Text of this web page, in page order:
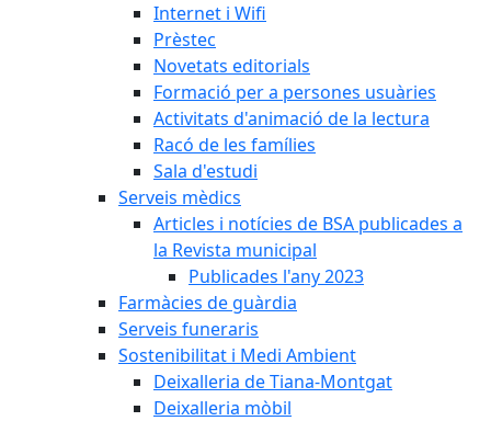
Internet i Wifi
Prèstec
Novetats editorials
Formació per a persones usuàries
Activitats d'animació de la lectura
Racó de les famílies
Sala d'estudi
Serveis mèdics
Articles i notícies de BSA publicades a
la Revista municipal
Publicades l'any 2023
Farmàcies de guàrdia
Serveis funeraris
Sostenibilitat i Medi Ambient
Deixalleria de Tiana-Montgat
Deixalleria mòbil